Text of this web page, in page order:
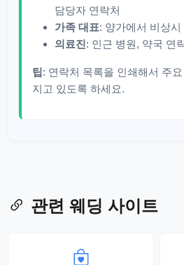
담당자 연락처
가족 대표: 양가에서 비상
의료진 : 인근 병원, 약국 연
팁 : 연락처 목록을 인쇄해서 주
지고 있도록 하세요.
관련 웨딩 사이트